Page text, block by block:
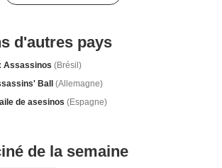
d'autres pays
Assassinos (Brésil)
Ball (Allemagne)
de asesinos (Espagne)
de la semaine